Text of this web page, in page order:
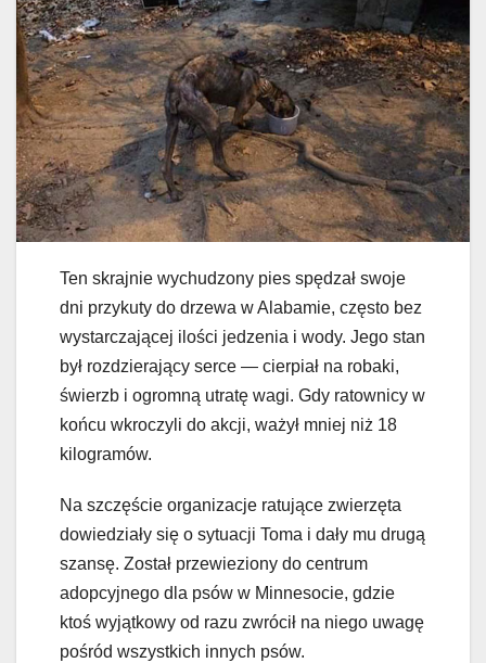
Ten skrajnie wychudzony pies spędzał swoje
dni przykuty do drzewa w Alabamie, często bez
wystarczającej ilości jedzenia i wody. Jego stan
był rozdzierający serce — cierpiał na robaki,
świerzb i ogromną utratę wagi. Gdy ratownicy w
końcu wkroczyli do akcji, ważył mniej niż 18
kilogramów.
Na szczęście organizacje ratujące zwierzęta
dowiedziały się o sytuacji Toma i dały mu drugą
szansę. Został przewieziony do centrum
adopcyjnego dla psów w Minnesocie, gdzie
ktoś wyjątkowy od razu zwrócił na niego uwagę
pośród wszystkich innych psów.